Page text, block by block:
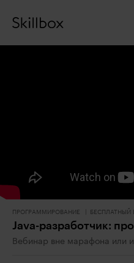
ПРОГРАММИРОВАНИЕ БЕСПЛАТНЫЙ
Java-разработчик:
Вебинар вне марафона или